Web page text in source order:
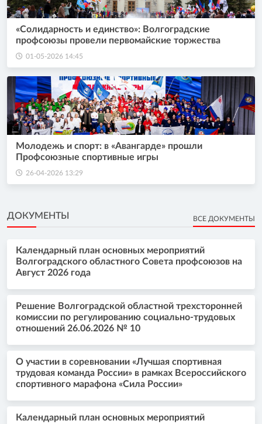
«Солидарность и единство»: Волгоградские
профсоюзы провели первомайские торжества
01-05-2026 14:45
Молодежь и спорт: в «Авангарде» прошли
Профсоюзные спортивные игры
26-04-2026 13:29
ДОКУМЕНТЫ ВСЕ ДОКУМЕНТЫ
Календарный план основных мероприятий
Волгоградского областного Совета профсоюзов на
Август 2026 года
Решение Волгоградской областной трехсторонней
комиссии по регулированию социально-трудовых
отношений 26.06.2026 № 10
О участии в соревновании «Лучшая спортивная
трудовая команда России» в рамках Всероссийского
спортивного марафона «Сила России»
Календарный план основных мероприятий